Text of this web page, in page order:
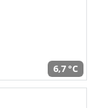
6,7 °C